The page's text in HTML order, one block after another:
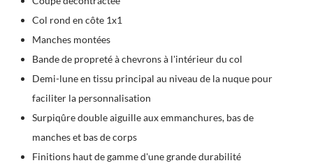
Col rond en côte 1x1
Manches montées
Bande de propreté à chevrons à l'intérieur du col
Demi-lune en tissu principal au niveau de la nuque pour
faciliter la personnalisation
Surpiqûre double aiguille aux emmanchures, bas de
manches et bas de corps
Finitions haut de gamme d'une grande durabilité